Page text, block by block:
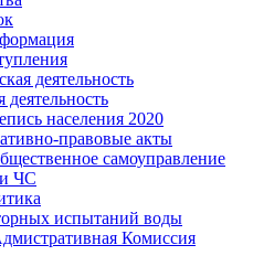
деятельность
деятельность
населения 2020
правовые акты
самоуправление
ЧС
испытаний воды
Комиссия